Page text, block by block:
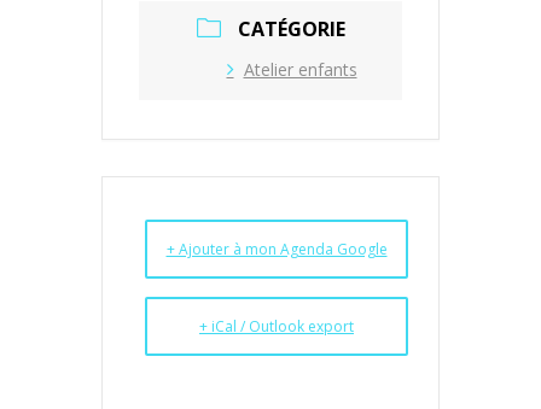
CATÉGORIE
Atelier enfants
+ Ajouter à mon Agenda Google
+ iCal / Outlook export